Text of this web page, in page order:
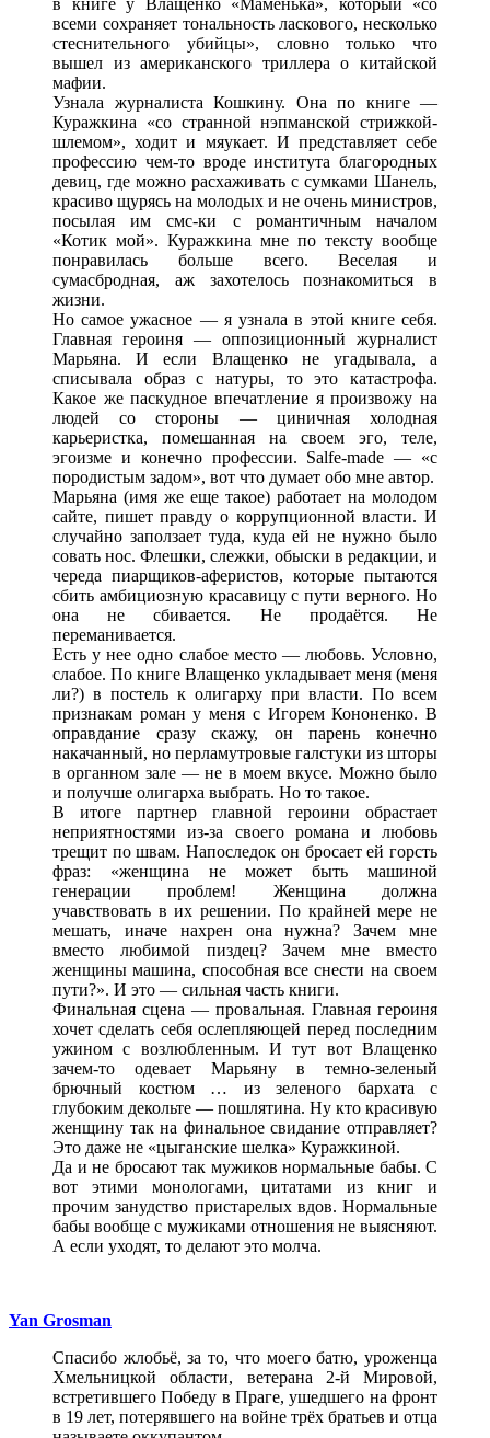
всеми сохраняет тональность ласкового, несколько
стеснительного убийцы», словно только что
вышел из американского триллера о китайской
мафии.
Узнала журналиста Кошкину. Она по книге —
Куражкина «со странной нэпманской стрижкой-
шлемом», ходит и мяукает. И представляет себе
профессию чем-то вроде института благородных
девиц, где можно расхаживать с сумками Шанель,
красиво щурясь на молодых и не очень министров,
посылая им смс-ки с романтичным началом
«Котик мой». Куражкина мне по тексту вообще
понравилась больше всего. Веселая и
сумасбродная, аж захотелось познакомиться в
жизни.
Но самое ужасное — я узнала в этой книге себя.
Главная героиня — оппозиционный журналист
Марьяна. И если Влащенко не угадывала, а
списывала образ с натуры, то это катастрофа.
Какое же паскудное впечатление я произвожу на
людей со стороны — циничная холодная
карьеристка, помешанная на своем эго, теле,
эгоизме и конечно профессии. Salfe-made — «с
породистым задом», вот что думает обо мне автор.
Марьяна (имя же еще такое) работает на молодом
сайте, пишет правду о коррупционной власти. И
случайно заползает туда, куда ей не нужно было
совать нос. Флешки, слежки, обыски в редакции, и
череда пиарщиков-аферистов, которые пытаются
сбить амбициозную красавицу с пути верного. Но
она не сбивается. Не продаётся. Не
переманивается.
Есть у нее одно слабое место — любовь. Условно,
слабое. По книге Влащенко укладывает меня (меня
ли?) в постель к олигарху при власти. По всем
признакам роман у меня с Игорем Кононенко. В
оправдание сразу скажу, он парень конечно
накачанный, но перламутровые галстуки из шторы
в органном зале — не в моем вкусе. Можно было
и получше олигарха выбрать. Но то такое.
В итоге партнер главной героини обрастает
неприятностями из-за своего романа и любовь
трещит по швам. Напоследок он бросает ей горсть
фраз: «женщина не может быть машиной
генерации проблем! Женщина должна
учавствовать в их решении. По крайней мере не
мешать, иначе нахрен она нужна? Зачем мне
вместо любимой пиздец? Зачем мне вместо
женщины машина, способная все снести на своем
пути?». И это — сильная часть книги.
Финальная сцена — провальная. Главная героиня
хочет сделать себя ослепляющей перед последним
ужином с возлюбленным. И тут вот Влащенко
зачем-то одевает Марьяну в темно-зеленый
брючный костюм … из зеленого бархата с
глубоким декольте — пошлятина. Ну кто красивую
женщину так на финальное свидание отправляет?
Это даже не «цыганские шелка» Куражкиной.
Да и не бросают так мужиков нормальные бабы. С
вот этими монологами, цитатами из книг и
прочим занудство пристарелых вдов. Нормальные
бабы вообще с мужиками отношения не выясняют.
А если уходят, то делают это молча.
Yan Grosman
Спасибо жлобьё, за то, что моего батю, уроженца
Хмельницкой области, ветерана 2-й Мировой,
встретившего Победу в Праге, ушедшего на фронт
в 19 лет, потерявшего на войне трёх братьев и отца